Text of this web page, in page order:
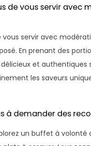
de vous servir
vous servir avec
En prenant des
et authentiques
les saveurs
à demander des
un buffet à